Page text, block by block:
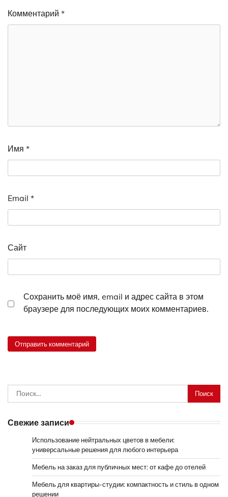
Комментарий *
Имя *
Email *
Сайт
Сохранить моё имя, email и адрес сайта в этом
браузере для последующих моих комментариев.
Найти:
Свежие записи
Использование нейтральных цветов в мебели:
универсальные решения для любого интерьера
Мебель на заказ для публичных мест: от кафе до отелей
Мебель для квартиры-студии: компактность и стиль в одном
решении